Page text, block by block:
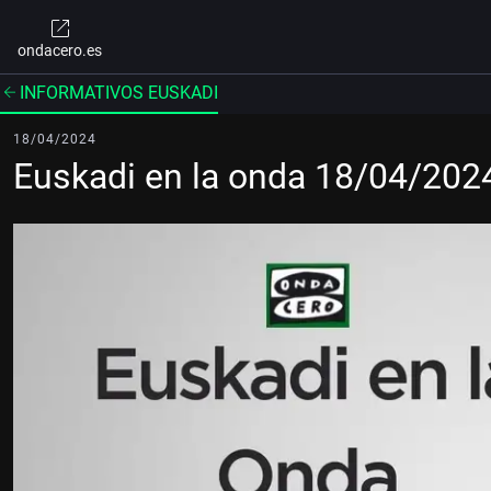
ondacero.es
INFORMATIVOS EUSKADI
18/04/2024
Euskadi en la onda 18/04/